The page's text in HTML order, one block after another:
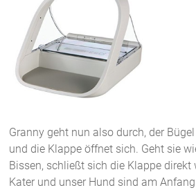
Granny geht nun also durch, der
und die Klappe öffnet sich. Geht sie
Bissen, schließt sich die Klappe direkt
Kater und unser Hund sind am